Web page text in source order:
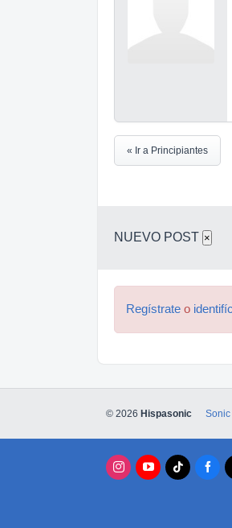
« Ir a Principiantes
NUEVO POST ×
Regístrate o
© 2026 Hispasonic